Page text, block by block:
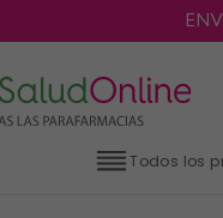
Todos los